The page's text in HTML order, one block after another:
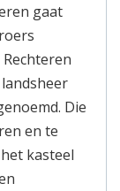
gaat
Die
en te
kasteel